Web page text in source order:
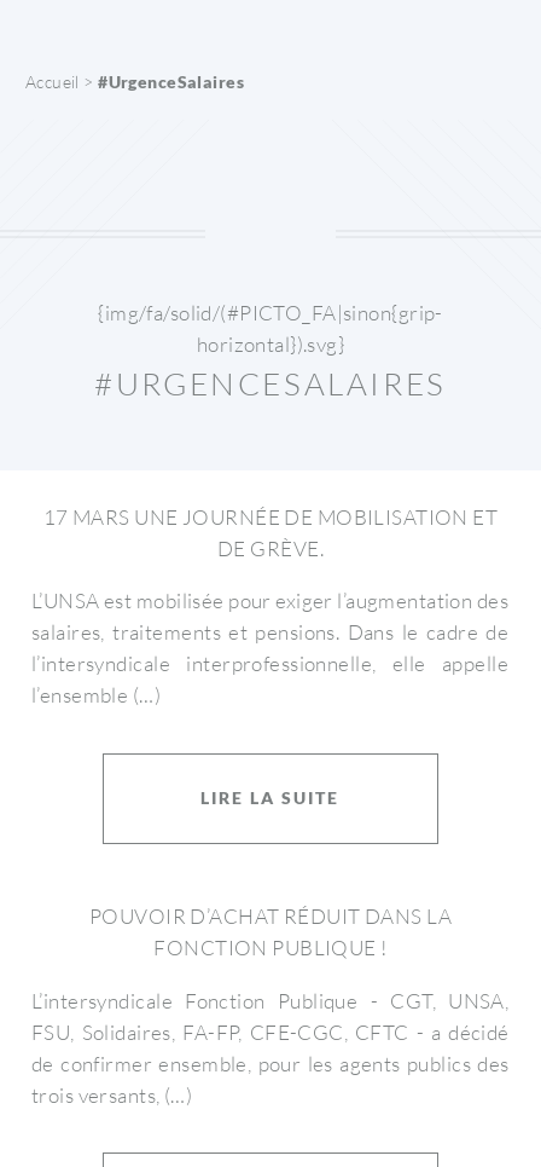
Accueil > #UrgenceSalaires
{img/fa/solid/(#PICTO_FA|sinon{grip-
horizontal}).svg}
#URGENCESALAIRES
17 MARS UNE JOURNÉE DE MOBILISATION ET
DE GRÈVE.
L’UNSA est mobilisée pour exiger l’augmentation des
salaires, traitements et pensions. Dans le cadre de
l’intersyndicale interprofessionnelle, elle appelle
l’ensemble (…)
LIRE LA SUITE
POUVOIR D’ACHAT RÉDUIT DANS LA
FONCTION PUBLIQUE !
L’intersyndicale Fonction Publique - CGT, UNSA,
FSU, Solidaires, FA-FP, CFE-CGC, CFTC - a décidé
de confirmer ensemble, pour les agents publics des
trois versants, (…)